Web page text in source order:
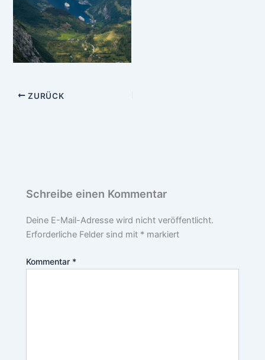
ZURÜCK
Schreibe einen Kommentar
Deine E-Mail-Adresse wird nicht veröffentlicht.
Erforderliche Felder sind mit * markiert
Kommentar *